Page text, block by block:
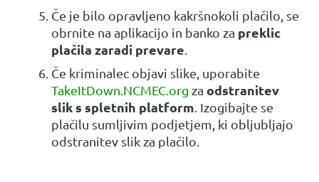
Če je bilo opravljeno kakršnokoli plačilo, se
obrnite na aplikacijo in banko za preklic
plačila zaradi prevare
Če kriminalec objavi slike, uporabite
TakeItDown.NCMEC.org za odstranitev
slik s spletnih platform . Izogibajte se
plačilu sumljivim podjetjem, ki obljubljajo
odstranitev slik za plačilo.